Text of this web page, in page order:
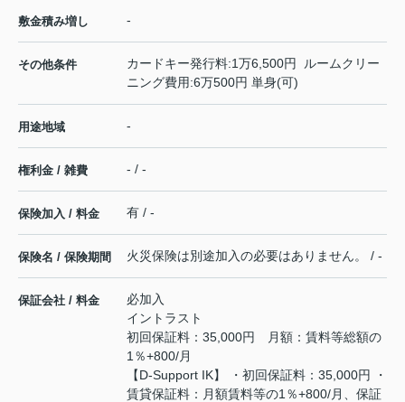
敷金積み増し -
その他条件
カードキー発行料:1万6,500円 ルームクリー
ニング費用:6万500円 単身(可)
用途地域 -
権利金 / 雑費 - / -
保険加入 / 料金 有 / -
保険名 / 保険期間 火災保険は別途加入の必要はありません。 / -
保証会社 / 料金
必加入
イントラスト
初回保証料：35,000円 月額：賃料等総額の
1％+800/月
【D-Support IK】 ・初回保証料：35,000円 ・
賃貸保証料：月額賃料等の1％+800/月、保証